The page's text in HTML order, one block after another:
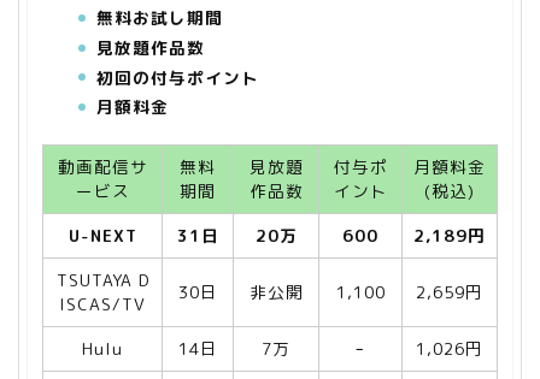
無料お試し期間
見放題作品数
初回の付与ポイント
月額料金
動画配信サ
ービス
無料
期間
見放題
作品数
付与ポ
イント
月額料金
(税込)
U-NEXT
31日 20万 600
2,189円
TSUTAYA D
ISCAS/TV
30日 非公開 1,100 2,659円
Hulu 14日 7万 ｰ
1,026円